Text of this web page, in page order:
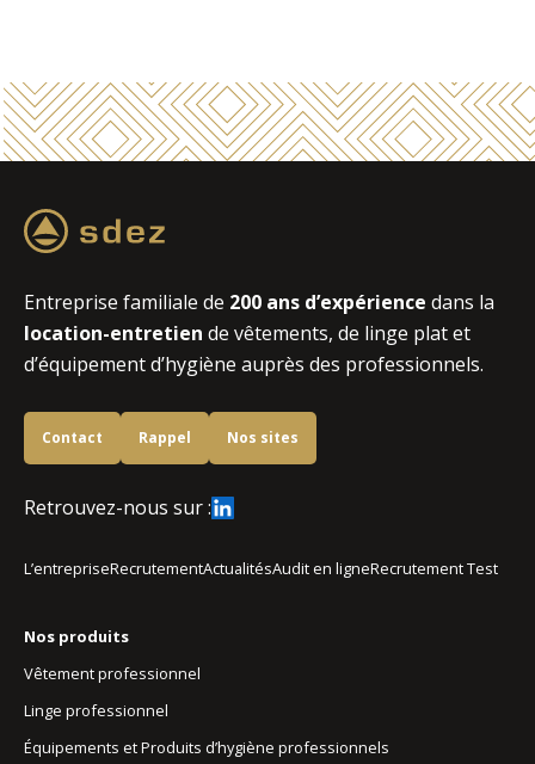
Entreprise familiale de 200 ans d’expérience dans la
location-entretien de vêtements, de linge plat et
d’équipement d’hygiène auprès des professionnels.
Contact Rappel Nos sites
Retrouvez-nous sur :
L’entrepriseRecrutementActualitésAudit en ligneRecrutement Test
Nos produits
Vêtement professionnel
Linge professionnel
Équipements et Produits d’hygiène professionnels